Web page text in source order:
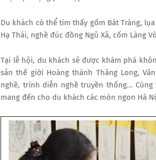
Du khách có thể tìm thấy gốm Bát Tràng,
Hạ Thái, nghề đúc đồng Ngũ Xã, cốm Làng
Tại lễ hội, du khách sẽ được khám phá
sản thế giới Hoàng thành Thăng Long,
nghề, trình diễn nghề truyền thống…
mang đến cho du khách các món ngon Hà